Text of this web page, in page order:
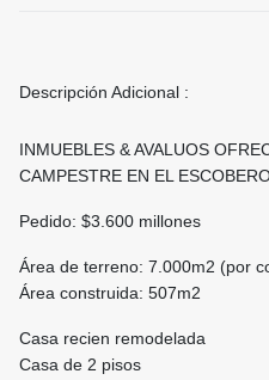
Descripción Adicional :
INMUEBLES & AVALUOS
CAMPESTRE EN EL
Pedido: $3.600 millones
Área de terreno: 7.000m2 (por
Área construida: 507m2
Casa recien remodelada
Casa de 2 pisos